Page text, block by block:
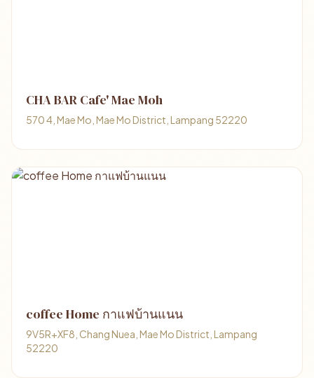
CHA BAR Cafe' Mae Moh
570 4, Mae Mo, Mae Mo District, Lampang 52220
coffee Home กาแฟบ้านแนน
9V5R+XF8, Chang Nuea, Mae Mo District, Lampang
52220